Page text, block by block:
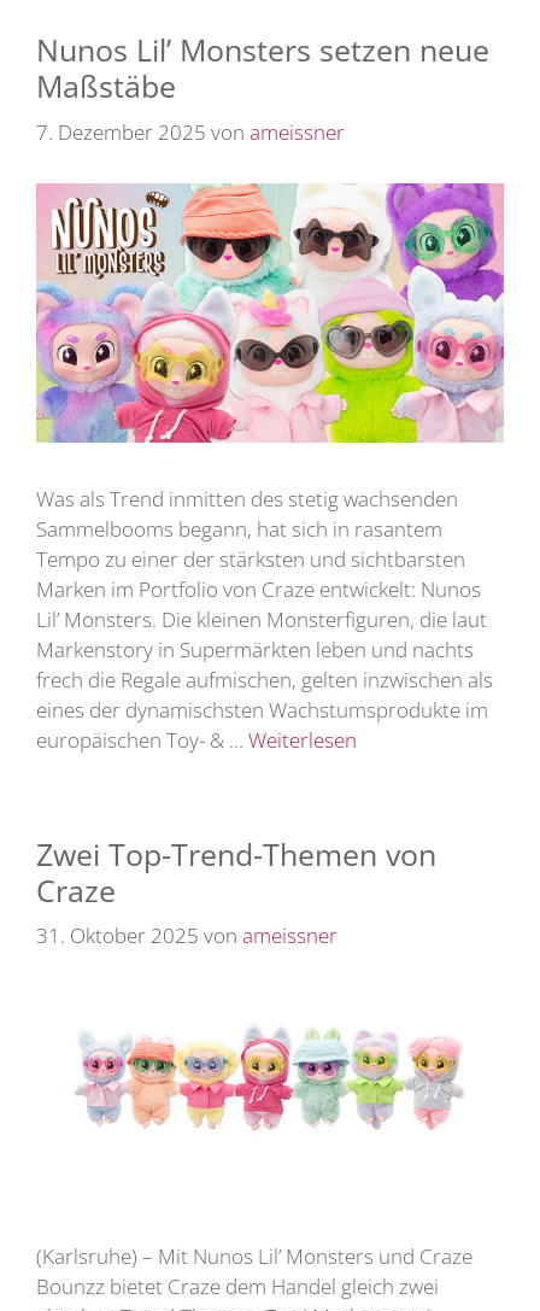
Nunos Lil’ Monsters setzen neue
Maßstäbe
7. Dezember 2025 von ameissner
Was als Trend inmitten des stetig wachsenden
Sammelbooms begann, hat sich in rasantem
Tempo zu einer der stärksten und sichtbarsten
Marken im Portfolio von Craze entwickelt: Nunos
Lil’ Monsters. Die kleinen Monsterfiguren, die laut
Markenstory in Supermärkten leben und nachts
frech die Regale aufmischen, gelten inzwischen als
eines der dynamischsten Wachstumsprodukte im
europäischen Toy- & … Weiterlesen
Zwei Top-Trend-Themen von
Craze
31. Oktober 2025 von ameissner
(Karlsruhe) – Mit Nunos Lil’ Monsters und Craze
Bounzz bietet Craze dem Handel gleich zwei